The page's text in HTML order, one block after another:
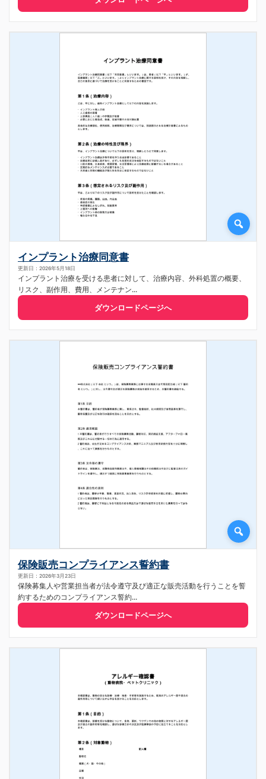
インプラント治療同意書
更新日：2026年5月18日
インプラント治療を受ける患者に対して、治療内容、外科処置の概要、
リスク、副作用、費用、メンテナン...
ダウンロードページへ
保険販売コンプライアンス誓約書
更新日：2026年3月23日
保険募集人や営業担当者が法令遵守及び適正な販売活動を行うことを誓
約するためのコンプライアンス誓約...
ダウンロードページへ